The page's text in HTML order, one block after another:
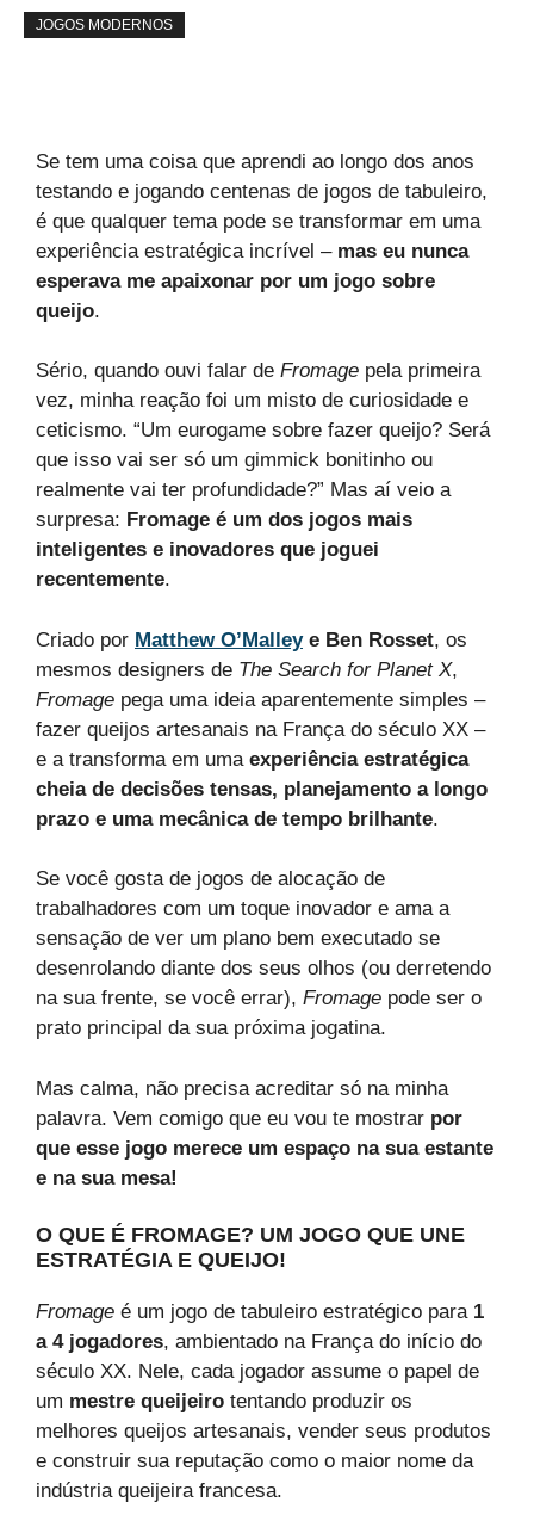
JOGOS MODERNOS
Se tem uma coisa que aprendi ao longo dos anos
testando e jogando centenas de jogos de tabuleiro,
é que qualquer tema pode se transformar em uma
experiência estratégica incrível – mas eu nunca
esperava me apaixonar por um jogo sobre
queijo.
Sério, quando ouvi falar de Fromage pela primeira
vez, minha reação foi um misto de curiosidade e
ceticismo. “Um eurogame sobre fazer queijo? Será
que isso vai ser só um gimmick bonitinho ou
realmente vai ter profundidade?” Mas aí veio a
surpresa: Fromage é um dos jogos mais
inteligentes e inovadores que joguei
recentemente.
Criado por Matthew O’Malleye Ben Rosset, os
mesmos designers de The Search for Planet X,
Fromage pega uma ideia aparentemente simples –
fazer queijos artesanais na França do século XX –
e a transforma em uma experiência estratégica
cheia de decisões tensas, planejamento a longo
prazo e uma mecânica de tempo brilhante.
Se você gosta de jogos de alocação de
trabalhadores com um toque inovador e ama a
sensação de ver um plano bem executado se
desenrolando diante dos seus olhos (ou derretendo
na sua frente, se você errar), Fromage pode ser o
prato principal da sua próxima jogatina.
Mas calma, não precisa acreditar só na minha
palavra. Vem comigo que eu vou te mostrar por
que esse jogo merece um espaço na sua estante
e na sua mesa!
O QUE É FROMAGE? UM JOGO QUE UNE
ESTRATÉGIA E QUEIJO!
Fromage é um jogo de tabuleiro estratégico para 1
a 4 jogadores, ambientado na França do início do
século XX. Nele, cada jogador assume o papel de
um mestre queijeiro tentando produzir os
melhores queijos artesanais, vender seus produtos
e construir sua reputação como o maior nome da
indústria queijeira francesa.